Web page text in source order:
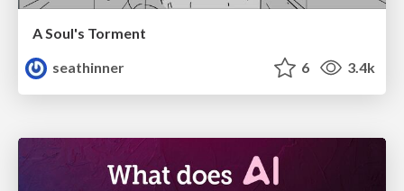
A Soul's Torment
seathinner
6 3.4k